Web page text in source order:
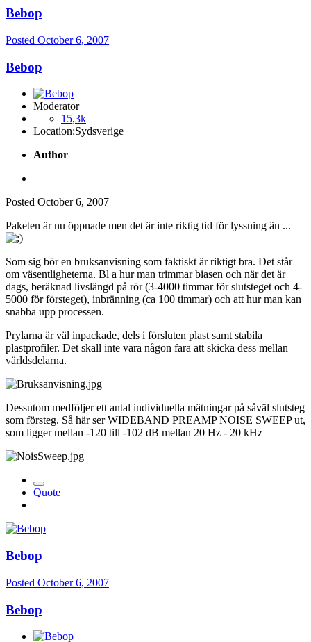
Bebop
Posted October 6, 2007
Bebop
Moderator
15,3k
Location:Sydsverige
Author
Posted October 6, 2007
Paketen är nu öppnade men det är inte riktig tid för lyssning än ...
Som sig bör en bruksanvisning som faktiskt är riktigt bra. Det står
om väsentligheterna. Bl a hur man trimmar biasen och när det är
dags, beräknad livslängd på rör (3-4000 timmar för slutsteget och 4-
5000 för försteget), inbränning (ca 100 timmar) och att hur man kan
snabba upp processen.
Prylarna är väl inpackade, dels i försluten plast samt stabila
plastprofiler. Det skall inte vara någon fara att skicka dess mellan
världsdelarna.
Dessutom medföljer ett antal individuella mätningar på såväl slutsteg
som försteg. Så här ser WIDEBAND PREAMP NOISE SWEEP ut,
som ligger mellan -120 till -102 dB mellan 20 Hz - 20 kHz
Quote
Bebop
Posted October 6, 2007
Bebop